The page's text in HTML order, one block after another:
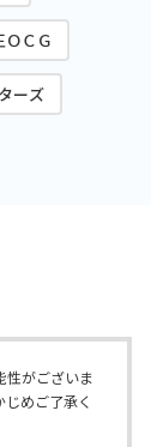
ＯＣＧ
ーズ
性がございま
めご了承く